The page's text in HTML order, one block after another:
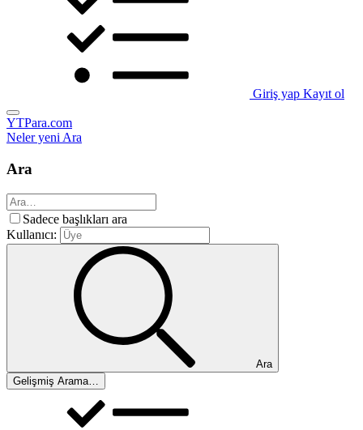
Giriş yap Kayıt ol
YTPara.com
Neler yeniAra
Ara
Sadece başlıkları ara
Kullanıcı:
Ara
Gelişmiş Arama…